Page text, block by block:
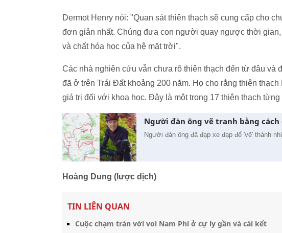
Dermot Henry nói: "Quan sát thiên thạch sẽ cung cấp cho
đơn giản nhất. Chúng đưa con người quay ngược thời
và chất hóa học của hệ mặt trời".
Các nhà nghiên cứu vẫn chưa rõ thiên thạch đến từ đâu và
đã ở trên Trái Đất khoảng 200 năm. Họ cho rằng thiên
giá trị đối với khoa học. Đây là một trong 17 thiên thạch
Người đàn ông vẽ tranh bằng
Người đàn ông đã đạp xe đạp để 'vẽ' thành
Hoàng Dung (lược dịch)
TIN LIÊN QUAN
Cuộc chạm trán với voi Nam Phi ở cự ly gần và cái kết